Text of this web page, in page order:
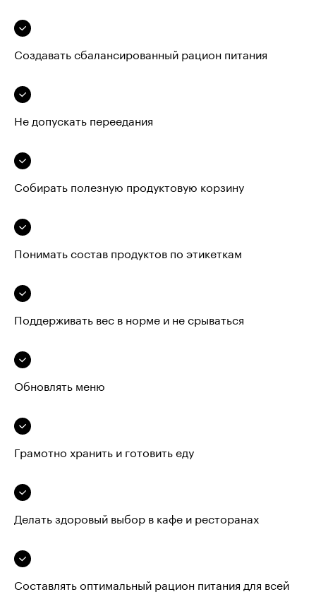
Создавать сбалансированный рацион питания
Не допускать переедания
Собирать полезную продуктовую корзину
Понимать состав продуктов по этикеткам
Поддерживать вес в норме и не срываться
Обновлять меню
Грамотно хранить и готовить еду
Делать здоровый выбор в кафе и ресторанах
Составлять оптимальный рацион питания для всей